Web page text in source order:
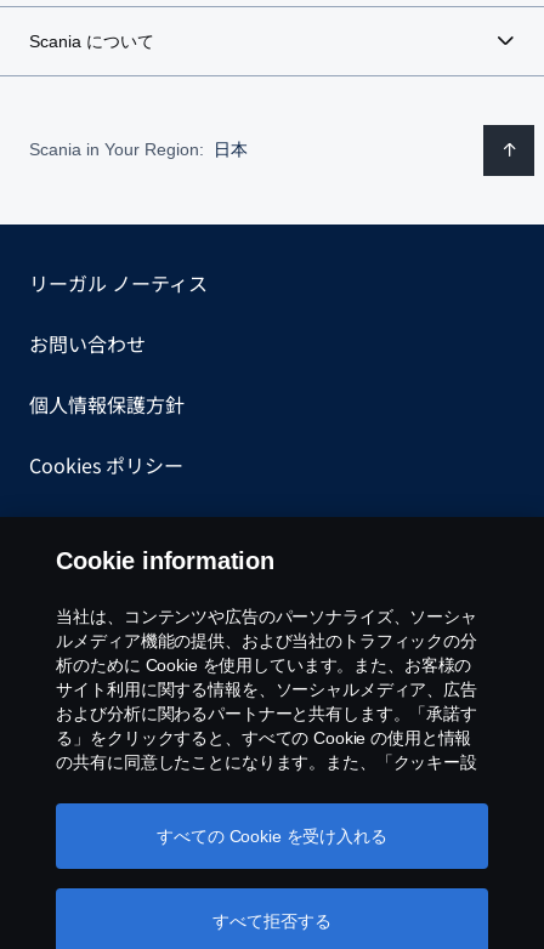
Scania について
Scania in Your Region: 日本
リーガル ノーティス
お問い合わせ
個人情報保護方針
Cookies ポリシー
一般購買約款
Cookie settings
©スカニアジャパン 株式会社 2026 〒108-0014 東
京都港区芝4-4-20 グーゴルプレックスミレニアム
されている画像は欧州仕様車の画像を含みます。日
Cookie information
当社は、コンテンツや広告のパーソナライズ、ソーシャ
ルメディア機能の提供、および当社のトラフィックの分
析のために Cookie を使用しています。また、お客様の
サイト利用に関する情報を、ソーシャルメディア、広告
および分析に関わるパートナーと共有します。「承諾す
る」をクリックすると、すべての Cookie の使用と情報
の共有に同意したことになります。また、「クッキー設
とで、Cookieを管理することができます。Cookie の使用
方法の詳細については、このテキストの下にあるリンク
すべて拒否する
すべての Cookie を受け入れる